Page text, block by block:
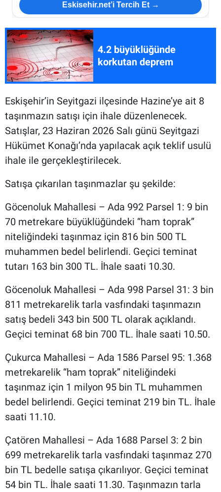
Eskisehir.net’i Tercih Et →
4.2 büyüklüğünde
korkutan deprem
Eskişehir’in Seyitgazi ilçesinde Hazine’ye ait 8
taşınmazın satışı için ihale düzenlenecek.
Satışlar, 23 Haziran 2026 Salı günü Seyitgazi
Hükümet Konağı’nda yapılacak açık teklif usulü
ihale ile gerçekleştirilecek.
Satışa çıkarılan taşınmazlar şu şekilde:
Göcenoluk Mahallesi – Ada 992 Parsel 1: 9 bin
70 metrekare büyüklüğündeki “ham toprak”
niteliğindeki taşınmaz için 816 bin 500 TL
muhammen bedel belirlendi. Geçici teminat
tutarı 163 bin 300 TL. İhale saati 10.30.
Göcenoluk Mahallesi – Ada 998 Parsel 31: 3 bin
811 metrekarelik tarla vasfındaki taşınmazın
satış bedeli 343 bin 500 TL olarak açıklandı.
Geçici teminat 68 bin 700 TL. İhale saati 10.50.
Çukurca Mahallesi – Ada 1586 Parsel 95: 1.368
metrekarelik “ham toprak” niteliğindeki
taşınmaz için 1 milyon 95 bin TL muhammen
bedel belirlendi. Geçici teminat 219 bin TL. İhale
saati 11.10.
Çatören Mahallesi – Ada 1688 Parsel 3: 2 bin
699 metrekarelik tarla vasfındaki taşınmaz 270
bin TL bedelle satışa çıkarılıyor. Geçici teminat
54 bin TL. İhale saati 11.30. Taşınmazın tarla